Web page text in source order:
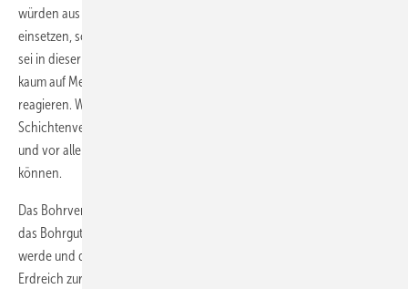
würden aus Kostengründen nicht immer adäquates Bohrgerät
einsetzen, so Alois Jäger. Ein Traktor mit selbst gebautem Bohr-Rigg
sei in dieser Branche keine Seltenheit. Jäger monierte, dass Behörden
kaum auf Meldungen über unzureichend ausgestattete Bohrteams
reagieren. Wichtig bei jeder Bohrung sei das Anlegen eines
Schichtenverzeichnisses, um auf sich abzeichnende Probleme rasch
und vor allem mit den richtigen Gegenmaßnahmen reagieren zu
können.
Das Bohrverfahren „Geojetting“ hält er für problematisch, da hierbei
das Bohrgut zum größten Teil in das Umgebungsgestein verdrängt
werde und damit keine Information über den Schichtenaufbau im
Erdreich zur Verfügung steht. Der Geschäftsführer eines nach DVWG